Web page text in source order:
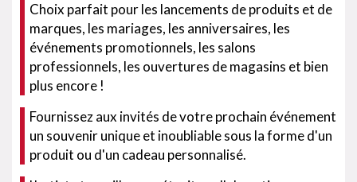
Choix parfait pour les lancements de produits et de
marques, les mariages, les anniversaires, les
événements promotionnels, les salons
professionnels, les ouvertures de magasins et bien
plus encore !
Fournissez aux invités de votre prochain événement
un souvenir unique et inoubliable sous la forme d'un
produit ou d'un cadeau personnalisé.